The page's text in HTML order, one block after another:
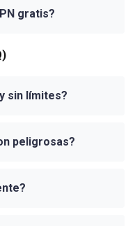
gratis?
sin límites?
peligrosas?